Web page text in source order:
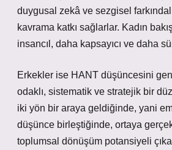
duygusal zekâ ve sezgisel
kavrama katkı sağlarlar. Kadın
insancıl, daha kapsayıcı ve daha
Erkekler ise HANT düşüncesini
odaklı, sistematik ve stratejik bir
iki yön bir araya geldiğinde, yani
düşünce birleştiğinde, ortaya
toplumsal dönüşüm potansiyeli